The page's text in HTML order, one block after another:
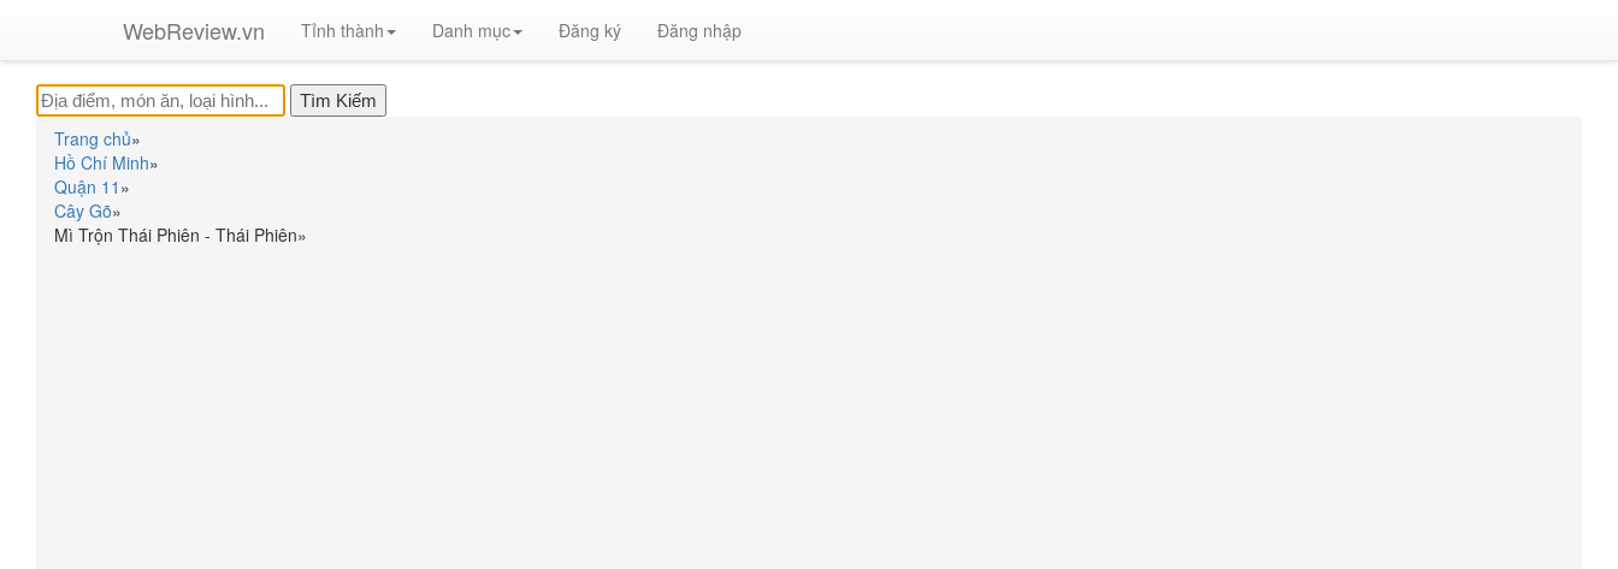
WebReview.vn Tỉnh thành Danh mục Đăng ký Đăng nhập
Trang chủ»
Hồ Chí Minh»
Quận 11 »
Cây Gõ»
Mì Trộn Thái Phiên - Thái Phiên»